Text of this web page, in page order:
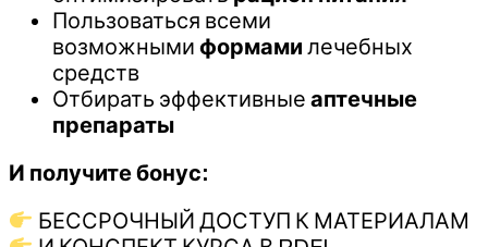
Пользоваться всеми
возможными формами лечебных
средств
Отбирать эффективные аптечные
препараты
И получите бонус:
БЕССРОЧНЫЙ ДОСТУП К МАТЕРИАЛАМ